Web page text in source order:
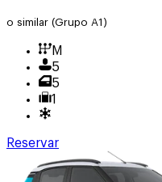
o similar (Grupo A1)
M
5
5
1
Reservar